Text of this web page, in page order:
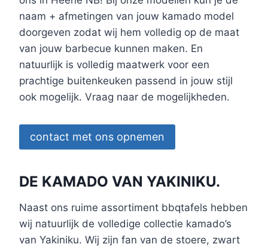
naam + afmetingen van jouw kamado model
doorgeven zodat wij hem volledig op de maat
van jouw barbecue kunnen maken. En
natuurlijk is volledig maatwerk voor een
prachtige buitenkeuken passend in jouw stijl
ook mogelijk. Vraag naar de mogelijkheden.
contact met ons opnemen
DE KAMADO VAN YAKINIKU.
Naast ons ruime assortiment bbqtafels hebben
wij natuurlijk de volledige collectie kamado’s
van Yakiniku. Wij zijn fan van de stoere, zwart